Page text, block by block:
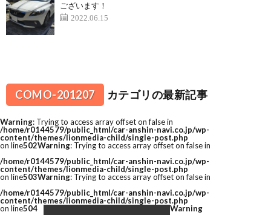
ございます！
2022.06.15
COMO-201207 カテゴリの最新記事
Warning: Trying to access array offset on false in
/home/r0144579/public_html/car-anshin-navi.co.jp/wp-
content/themes/lionmedia-child/single-post.php
on line502Warning: Trying to access array offset on false in
/home/r0144579/public_html/car-anshin-navi.co.jp/wp-
content/themes/lionmedia-child/single-post.php
on line503Warning: Trying to access array offset on false in
/home/r0144579/public_html/car-anshin-navi.co.jp/wp-
content/themes/lionmedia-child/single-post.php
on line504 Warning